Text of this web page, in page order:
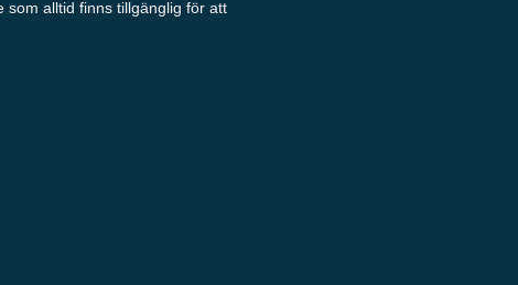
som alltid finns tillgänglig för att